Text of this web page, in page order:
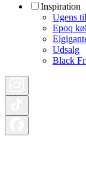
Inspiration
Ugens
Epoq
Udsalg
Black